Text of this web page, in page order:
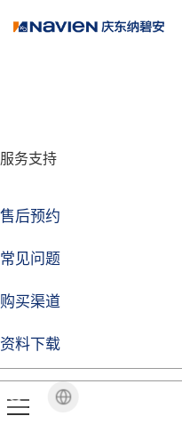
服务支持
售后预约
常见问题
购买渠道
资料下载
品牌故事
技术实力
企业动态
焦点注册Life
品牌视角